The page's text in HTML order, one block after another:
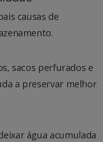
causas de
sacos perfurados e
a preservar melhor
água acumulada